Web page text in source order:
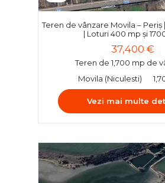
Teren de vânzare Movila – Periș
| Loturi 400 mp și
37,400 €
Teren de 1,700 mp de
Movila (Niculesti)
Vezi mai multe